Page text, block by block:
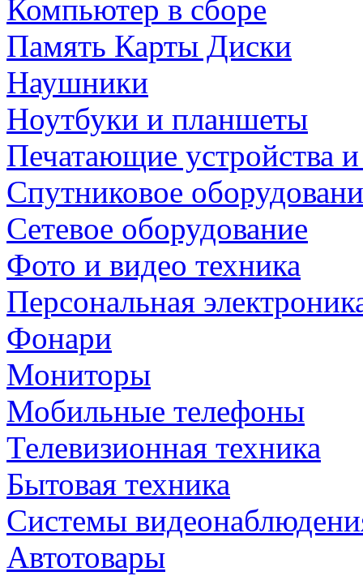
Компьютер в сборе
Память Карты Диски
Наушники
Ноутбуки и планшеты
Печатающие устройства
Спутниковое
Сетевое оборудование
Фото и видео техника
Персональная
Фонари
Мониторы
Мобильные телефоны
Телевизионная техника
Бытовая техника
Cистемы
Автотовары